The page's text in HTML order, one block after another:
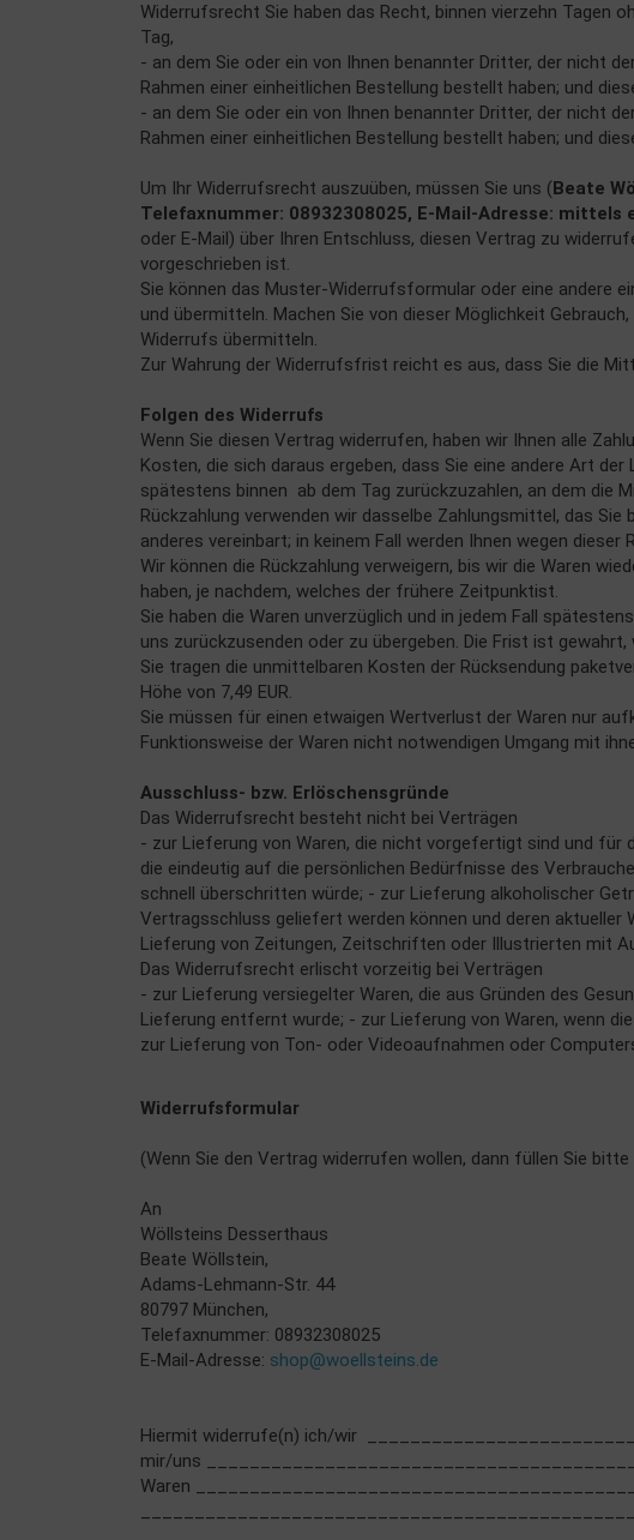
Widerrufsrecht Sie haben das Recht, binnen vierzehn Tagen
Tag,
- an dem Sie oder ein von Ihnen benannter Dritter, der nicht
Rahmen einer einheitlichen Bestellung bestellt haben; und
- an dem Sie oder ein von Ihnen benannter Dritter, der nicht
Rahmen einer einheitlichen Bestellung bestellt haben; und
Um Ihr Widerrufsrecht auszuüben, müssen Sie uns (Beate
Telefaxnummer: 08932308025, E-Mail-Adresse:
oder E-Mail) über Ihren Entschluss, diesen Vertrag zu
vorgeschrieben ist.
Sie können das Muster-Widerrufsformular oder eine andere
und übermitteln. Machen Sie von dieser Möglichkeit
Widerrufs übermitteln.
Zur Wahrung der Widerrufsfrist reicht es aus, dass Sie die
Folgen des Widerrufs
Wenn Sie diesen Vertrag widerrufen, haben wir Ihnen alle
Kosten, die sich daraus ergeben, dass Sie eine andere Art
spätestens binnen ab dem Tag zurückzuzahlen, an dem die
Rückzahlung verwenden wir dasselbe Zahlungsmittel, das
anderes vereinbart; in keinem Fall werden Ihnen wegen dieser
Wir können die Rückzahlung verweigern, bis wir die Waren
haben, je nachdem, welches der frühere Zeitpunktist.
Sie haben die Waren unverzüglich und in jedem Fall
uns zurückzusenden oder zu übergeben. Die Frist ist
Sie tragen die unmittelbaren Kosten der Rücksendung
Höhe von 7,49 EUR.
Sie müssen für einen etwaigen Wertverlust der Waren nur
Funktionsweise der Waren nicht notwendigen Umgang mit
Ausschluss- bzw. Erlöschensgründe
Das Widerrufsrecht besteht nicht bei Verträgen
- zur Lieferung von Waren, die nicht vorgefertigt sind und für
die eindeutig auf die persönlichen Bedürfnisse des
schnell überschritten würde; - zur Lieferung alkoholischer
Vertragsschluss geliefert werden können und deren
Lieferung von Zeitungen, Zeitschriften oder Illustrierten mit
Das Widerrufsrecht erlischt vorzeitig bei Verträgen
- zur Lieferung versiegelter Waren, die aus Gründen des
Lieferung entfernt wurde; - zur Lieferung von Waren, wenn
zur Lieferung von Ton- oder Videoaufnahmen oder
Widerrufsformular
(Wenn Sie den Vertrag widerrufen wollen, dann füllen Sie
An
Wöllsteins Desserthaus
Beate Wöllstein,
Adams-Lehmann-Str. 44
80797 München,
Telefaxnummer: 08932308025
E-Mail-Adresse: shop@woellsteins.de
Hiermit widerrufe(n) ich/wir
mir/uns
Waren